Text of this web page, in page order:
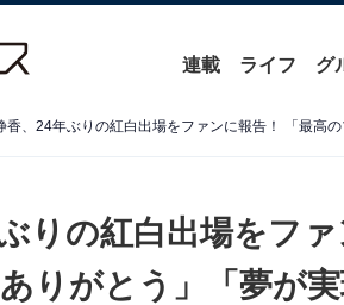
連載 ライフ グ
りの紅白出場をフ
りがとう」「夢が